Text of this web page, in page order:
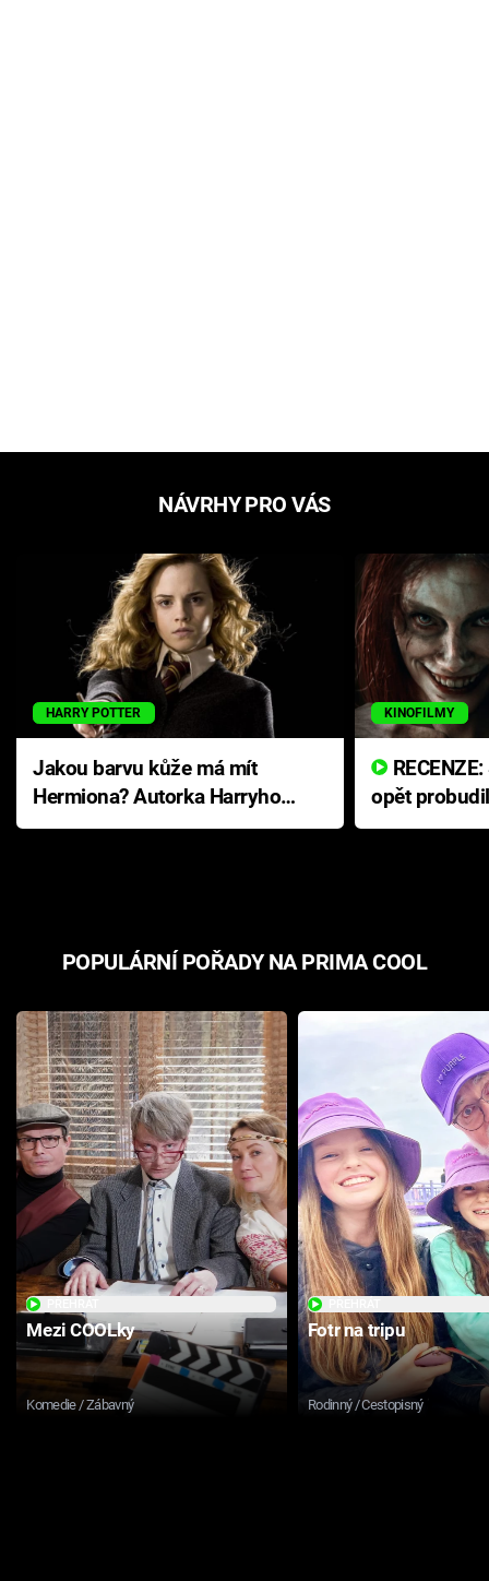
NÁVRHY PRO VÁS
HARRY POTTER
Jakou barvu kůže má mít
Hermiona? Autorka Harryho
Pottera přišla s ráznou
KINOFILMY
opět
přichází s
POPULÁRNÍ POŘADY NA PRIMA COOL
Mezi COOLky
Komedie / Zábavný
Fotr na tripu
Rodinný / Cestopisný